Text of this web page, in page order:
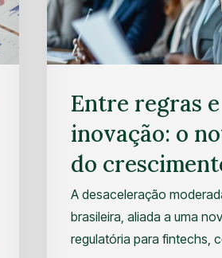
Entre regras e
inovação: o
do
A desaceleração
brasileira, aliada a uma
regulatória para fintechs,